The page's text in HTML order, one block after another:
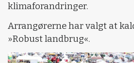
klimaforandringer.
Arrangørerne har valgt at
»Robust landbrug«.